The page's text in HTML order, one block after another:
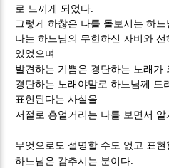
로 느끼게 되었다.
그렇게 하찮은 나를 돌보시는 하느
나는 하느님의 무한하신 자비와
있었으며
발견하는 기쁨은 경탄하는 노래가
경탄하는 노래야말로 하느님께 드
표현된다는 사실을
저절로 흥얼거리는 나를 보면서 알
무엇으로도 설명할 수도 없고 표
하느님은 감추시는 분이다.